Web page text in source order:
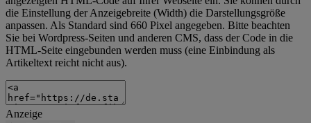
die Einstellung der Anzeigebreite (Width) die Darstellungsgröße
anpassen. Als Standard sind 660 Pixel angegeben. Bitte beachten
Sie bei Wordpress-Seiten und anderen CMS, dass der Code in die
HTML-Seite eingebunden werden muss (eine Einbindung als
Artikeltext reicht nicht aus).
Anzeige